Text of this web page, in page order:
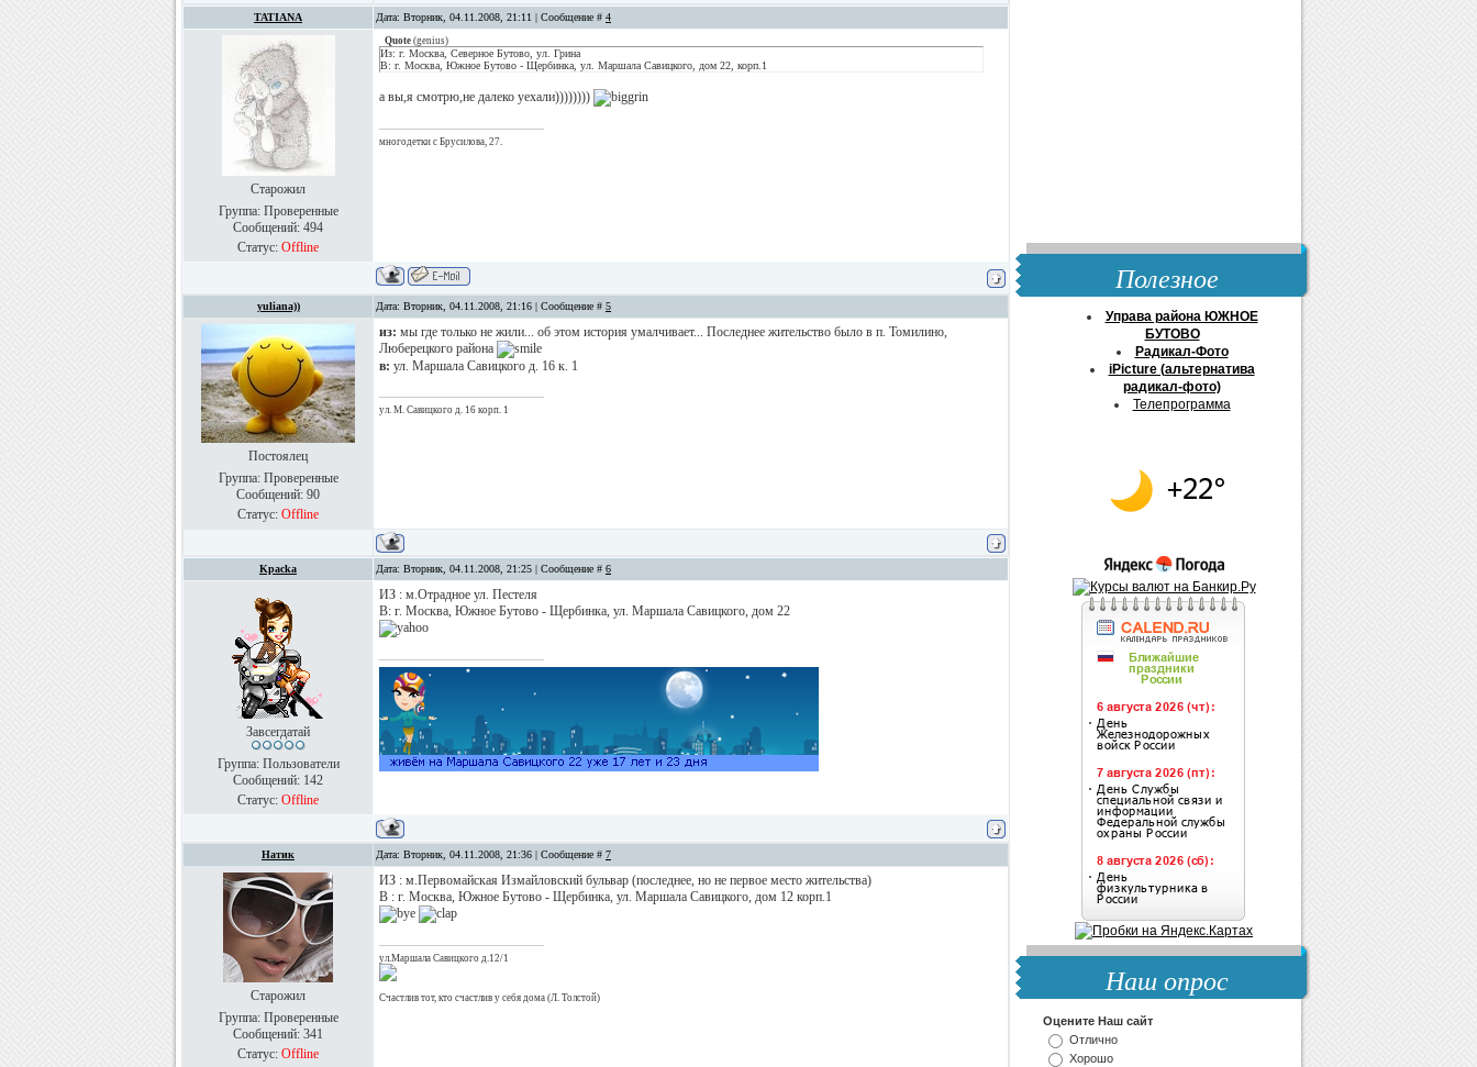
TATIANA Дата: Вторник, 04.11.2008, 21:11 | Сообщение # 4
Старожил
Группа: Проверенные
Сообщений: 494
Статус: Offline
Quote (genius)
Из: г. Москва, Северное Бутово, ул. Грина
В: г. Москва, Южное Бутово - Щербинка, ул. Маршала Савицкого, дом 22, корп.1
а вы,я смотрю,не далеко уехали))))))))
многодетки с Брусилова, 27.
yuliana)) Дата: Вторник, 04.11.2008, 21:16 | Сообщение # 5
Постоялец
Группа: Проверенные
Сообщений: 90
Статус: Offline
из: мы где только не жили... об этом история умалчивает... Последнее жительство было в п. Томилино,
Люберецкого района
в: ул. Маршала Савицкого д. 16 к. 1
ул. М. Савицкого д. 16 корп. 1
Kpacka Дата: Вторник, 04.11.2008, 21:25 | Сообщение # 6
Завсегдатай
Группа: Пользователи
Сообщений: 142
Статус: Offline
ИЗ : м.Отрадное ул. Пестеля
В: г. Москва, Южное Бутово - Щербинка, ул. Маршала Савицкого, дом 22
Натик Дата: Вторник, 04.11.2008, 21:36 | Сообщение # 7
Старожил
Группа: Проверенные
Сообщений: 341
Статус: Offline
ИЗ : м.Первомайская Измайловский бульвар (последнее, но не первое место жительства)
В : г. Москва, Южное Бутово - Щербинка, ул. Маршала Савицкого, дом 12 корп.1
ул.Маршала Савицкого д.12/1
Счастлив тот, кто счастлив у себя дома (Л. Толстой)
Полезное
Управа района ЮЖНОЕ
БУТОВО
Радикал-Фото
iPicture (альтернатива
радикал-фото)
Телепрограмма
Наш опрос
Оцените Наш сайт
Отлично
Хорошо